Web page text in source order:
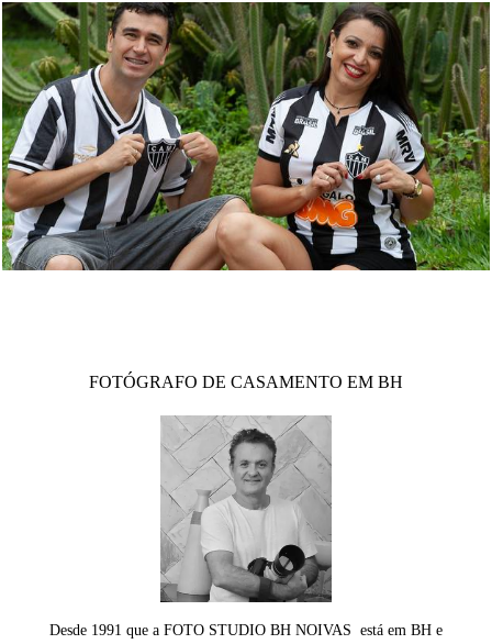
1782 1
FOTÓGRAFO DE CASAMENTO EM BH
Desde 1991 que a FOTO STUDIO BH NOIVAS está em BH e